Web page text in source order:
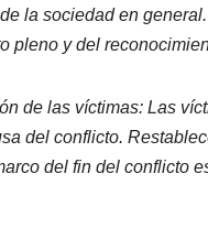
la sociedad en
pleno y del
de las víctimas: Las
del conflicto.
del fin del conflicto